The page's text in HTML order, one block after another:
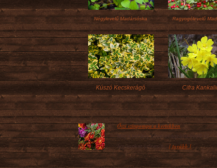
Négylevelű Madársóska Ragyogólevelű
Kúszó Kecskerágó Cifra
Őszi színpompa a kertekben
Míg a néhány kései virágzású évelő az
ágyásokat színesíti...[ tovább ]